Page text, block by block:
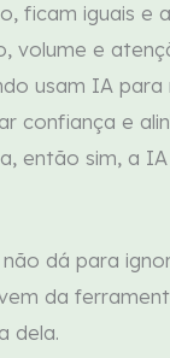
ficam iguais e
volume e
usam IA para
confiança e
então sim, a
dá para
da
dela.